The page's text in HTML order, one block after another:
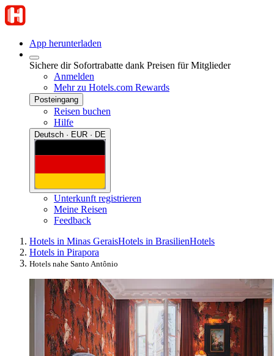
App herunterladen
Sichere dir Sofortrabatte dank Preisen für Mitglieder
Anmelden
Mehr zu Hotels.com Rewards
Posteingang
Reisen buchen
Hilfe
Deutsch · EUR · DE
Unterkunft registrieren
Meine Reisen
Feedback
Hotels in Minas GeraisHotels in BrasilienHotels
Hotels in Pirapora
Hotels nahe Santo Antônio